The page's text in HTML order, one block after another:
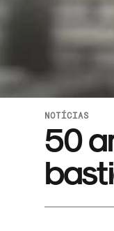
NOTÍCIAS
50